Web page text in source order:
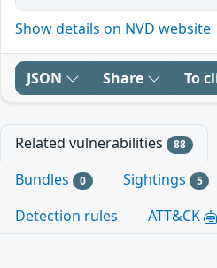
Show details on NVD website
JSON Share To
Related vulnerabilities 88
Bundles 0 Sightings 5
Detection rules
ATT&CK